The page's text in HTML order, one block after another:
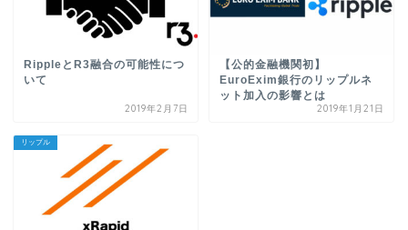
RippleとR3融合の可能性につ
いて
2019年2月7日
【公的金融機関初】
EuroExim銀行のリップルネ
ット加入の影響とは
2019年1月21日
リップル